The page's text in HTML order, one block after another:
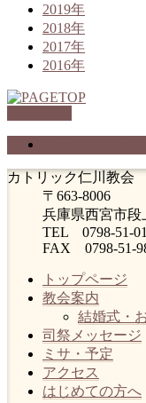
2019年
2018年
2017年
2016年
カトリック仁川教会
〒663-8006
兵庫県西宮市段
TEL 0798-51-
FAX 0798-51-
トップページ
教会案内
結婚式・
司祭メッセージ
ミサ・予定
アクセス
はじめての方へ